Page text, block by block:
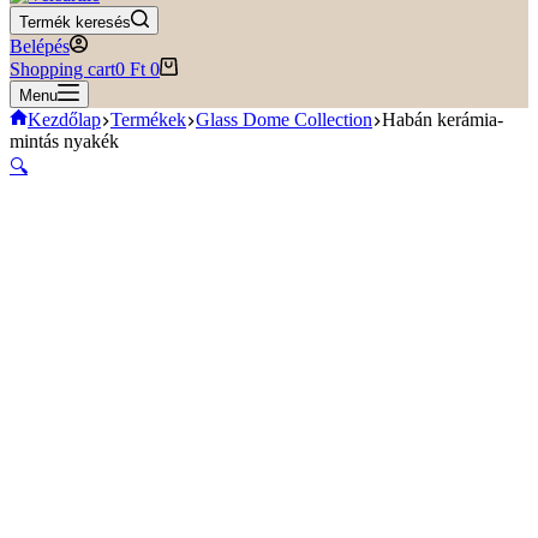
Termék keresés
Belépés
Shopping cart0 Ft 0
Menu
Kezdőlap Termékek Glass Dome Collection Habán kerámia-
mintás nyakék
🔍